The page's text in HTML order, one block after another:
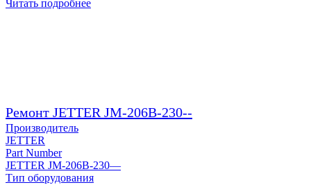
Читать подробнее
Ремонт JETTER JM-206B-230--
Производитель
JETTER
Part Number
JETTER JM-206B-230—
Тип оборудования